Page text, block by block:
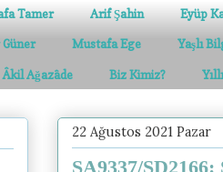
Tamer Arif Şahin Eyüp
Mustafa Ege Yaşlı
Âkil Ağazâde Biz Kimiz?
22 Ağustos 2021 Pazar
SA9337/